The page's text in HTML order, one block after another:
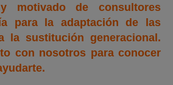
y motivado de consultores
para la adaptación de las
la sustitución generacional.
con nosotros para conocer